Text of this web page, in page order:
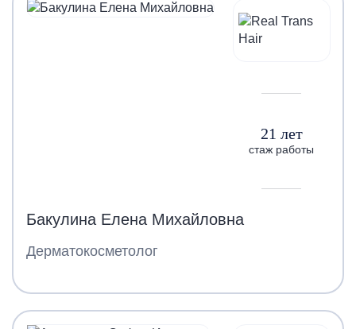
21 лет
стаж работы
Бакулина Елена Михайловна
Дерматокосметолог